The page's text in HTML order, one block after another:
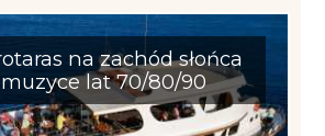
na zachód słońca
lat 70/80/90